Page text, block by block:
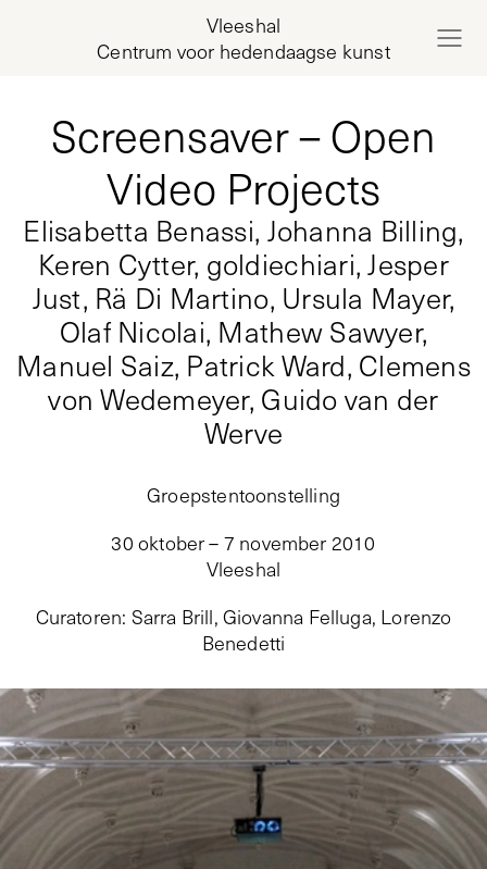
Vleeshal
Centrum voor hedendaagse kunst
Screensaver – Open
Video Projects
Elisabetta Benassi, Johanna Billing,
Keren Cytter, goldiechiari, Jesper
Just, Rä Di Martino, Ursula Mayer,
Olaf Nicolai, Mathew Sawyer,
Manuel Saiz, Patrick Ward, Clemens
von Wedemeyer, Guido van der
Werve
Groepstentoonstelling
30 oktober – 7 november 2010
Vleeshal
Curatoren: Sarra Brill, Giovanna Felluga, Lorenzo
Benedetti